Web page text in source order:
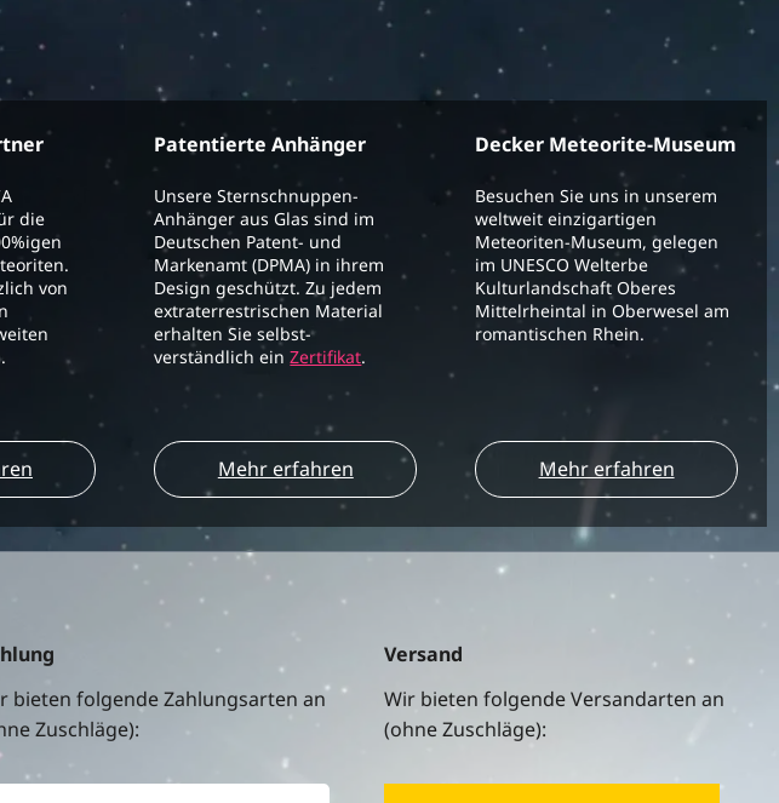
die
von
Patentierte Anhänger
Unsere Sternschnuppen-
Anhänger aus Glas sind im
Deutschen Patent- und
Markenamt (DPMA) in ihrem
Design geschützt. Zu jedem
extraterrestrischen Material
erhalten Sie selbst-
verständlich einZertifikat.
Mehr erfahren
Decker Meteorite-Museum
Besuchen Sie uns in unserem
weltweit einzigartigen
Meteoriten-Museum, gelegen
im UNESCO Welterbe
Kulturlandschaft Oberes
Mittelrheintal in Oberwesel am
romantischen Rhein.
Mehr erfahren
bieten folgende Zahlungsarten an
Zuschläge):
Versand
Wir bieten folgende Versandarten an
(ohne Zuschläge):